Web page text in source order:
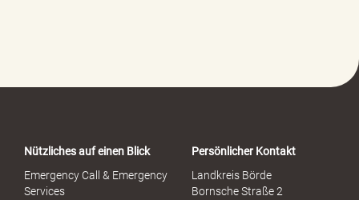
o
S
Nützliches auf einen Blick
Emergency Call & Emergency
Services
Persönlicher Kontakt
Landkreis Börde
Bornsche Straße 2